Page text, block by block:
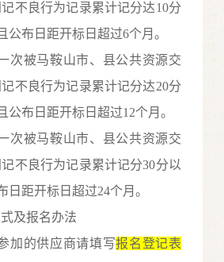
不良行为记录累计记分达10分
公布日距开标日超过6个月。
次被马鞍山市、县公共资源交
不良行为记录累计记分达20分
公布日距开标日超过12个月。
次被马鞍山市、县公共资源交
不良行为记录累计记分30分以
日距开标日超过24个月。
及报名办法
加的供应商请填写报名登记表